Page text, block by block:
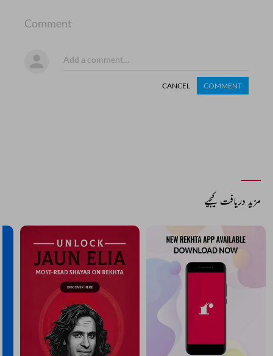
Comment
CANCEL COMMENT
مزید دریافت کیجیے